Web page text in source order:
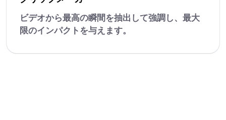
ビデオから最高の瞬間を抽出して強調し、最大
限のインパクトを与えます。